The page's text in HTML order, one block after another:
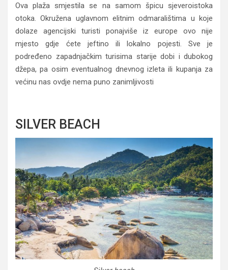
Ova plaža smjestila se na samom špicu sjeveroistoka
otoka. Okružena uglavnom elitnim odmaralištima u koje
dolaze agencijski turisti ponajviše iz europe ovo nije
mjesto gdje ćete jeftino ili lokalno pojesti. Sve je
podređeno zapadnjačkim turisima starije dobi i dubokog
džepa, pa osim eventualnog dnevnog izleta ili kupanja za
većinu nas ovdje nema puno zanimljivosti
SILVER BEACH